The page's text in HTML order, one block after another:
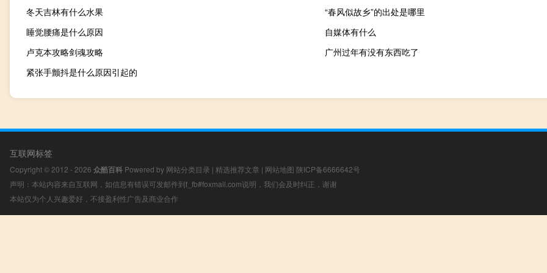
冬天吉林有什么水果
“春风似故乡”的出处是哪里
睡觉腰痛是什么原因
自媒体有什么
卢克本攻略剑魂攻略
广州过年有没有东西吃了
紧张手颤抖是什么原因引起的
互联网标签
Copyright © 2012 - 2026 众酷百科 Powered by 网站分类目录 | 精选推荐文章 | 网站地图 陕ICP备6666642号
声明：本站内容来自互联网，如信息有错误可发邮件到f_fb#foxmail.com说明，我们会及时纠正，谢谢
本站仅为个人兴趣爱好，不接盈利性广告及商业合作